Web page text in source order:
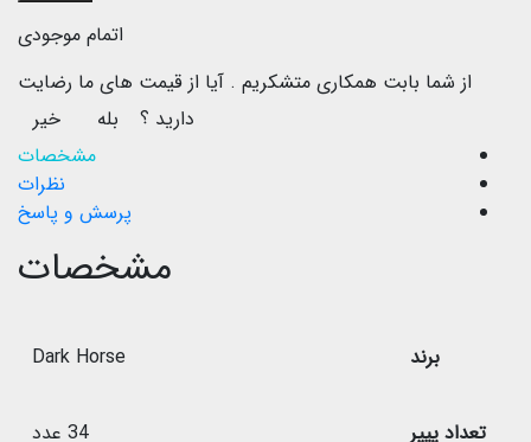
اتمام موجودی
از شما بابت همکاری متشکریم . آیا از قیمت های ما رضایت
دارید ؟
بله
خیر
مشخصات
نظرات
پرسش و پاسخ
مشخصات
برند Dark Horse
تعداد پیپر 34 عدد